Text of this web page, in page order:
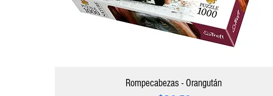
Rompecabezas - Orangután